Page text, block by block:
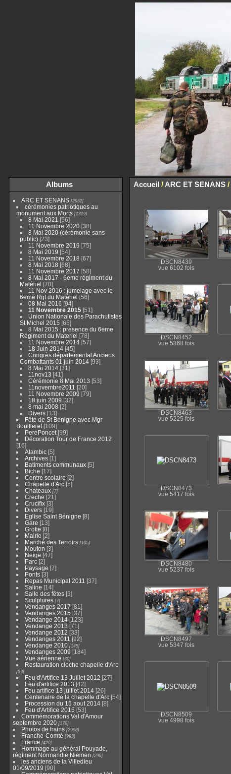
Albums
ARC ET SENANS 2952
cérémonies patriotiques au
monument aux Morts 1319
8 Mai 2021
56
11 Novembre 2020 38
8 Mai 2020 (cérémonie sans
public) 23
11 Novembre 2019 75
8 Mai 2019 54
11 Novembre 2018 67
8 Mai 2018 68
11 Novembre 2017 58
8 Mai 2017 - 6eme régiment du
Matériel 70
11 Nov 2016 : jumelage avec le
6eme Rgt du Matériel 56
08 Mai 2016 94
11 Novembre 2015 51
Union Nationale des Parachutistes
St Michel 2015 65
8 Mai 2015 : présence du 6eme
Régiment du Materiel 78
11 Novembre 2014 57
18 Juin 2014 45
Congrès départemental Anciens
Combattants 01 juin 2014 93
8 Mai 2014 31
11nov13 41
Cérémonie 8 Mai 2013 53
11novembre2011
20
11 Novembre 2009 79
18 juin 2009 32
8 mai 2008 2
Divers 13
Fête de St Bénigne avec Mgr
Bouilleret 109
PerePoncet 99
Décoration Tour de France 2012
16
Alambic 5
Archives 1
Batiments communaux 5
Biche 17
Centre scolaire 2
Chapelle d'Arc 5
Chateaux 7
Creche 21
Crucifix 3
Divers 19
Eglise Saint Bénigne 8
Gare 13
Grotte 8
Mairie 2
Marché des Terroirs 105
Mouton 3
Neige 47
Parc 2
Paysage 7
Ponts 3
Repas Municipal 2011
37
Saline 14
Salle des fêtes 3
Sculptures 7
Vendanges 2017 81
Vendanges 2015 37
Vendange 2014 123
Vendange 2013 71
Vendange 2012 33
Vendanges 2011
92
Vendange 2010 145
Vendanges 2009 184
Vue aérienne 30
Restauration cloche chapelle d'Arc
59
Feu d'Artifice 13 Juillet 2012 27
Feu d'artifice 2013 42
Feu artifice 13 juillet 2014 26
Centenaire de la chapelle d'Arc 54
Procession du 15 aout 2014 8
Feu d'Artifice 2015 53
Commémorations Val d'Amour
septembre 2020 179
Photos de trains 2998
Franche-Comté 993
France 420
Hommage au général Pouyade,
régiment Normandie Niemen
296
les anciens de la Villedieu
01/09/2019 90
Accueil / ARC ET SENANS/
DSCN8439
vue 6102 fois
DSCN8452
vue 5368 fois
DSCN8463
vue 5225 fois
DSCN8473
vue 5417 fois
DSCN8480
vue 5237 fois
DSCN8497
vue 5347 fois
DSCN8509
vue 4998 fois